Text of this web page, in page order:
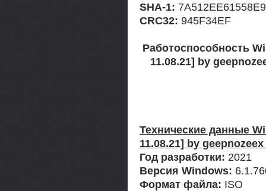
SHA-1:
CRC32: 945F34EF
Работоспособность
11.08.21] by
Технические данные
11.08.21] by
Год разработки: 2021
Версия Windows:
Формат файла: ISO